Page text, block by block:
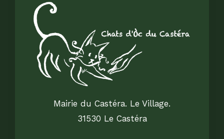
Mairie du Castéra. Le Village.
31530 Le Castéra